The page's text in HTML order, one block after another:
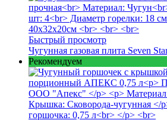
Быстрый просмотр
Чугунная газовая плита Seven
Рекомендуем